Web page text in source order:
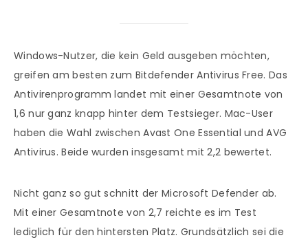
Windows-Nutzer, die kein Geld ausgeben möchten,
greifen am besten zum Bitdefender Antivirus Free. Das
Antivirenprogramm landet mit einer Gesamtnote von
1,6 nur ganz knapp hinter dem Testsieger. Mac-User
haben die Wahl zwischen Avast One Essential und AVG
Antivirus. Beide wurden insgesamt mit 2,2 bewertet.
Nicht ganz so gut schnitt der Microsoft Defender ab.
Mit einer Gesamtnote von 2,7 reichte es im Test
lediglich für den hintersten Platz. Grundsätzlich sei die